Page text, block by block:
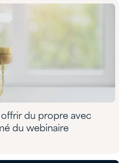
industriels et
du propre avec
du webinaire